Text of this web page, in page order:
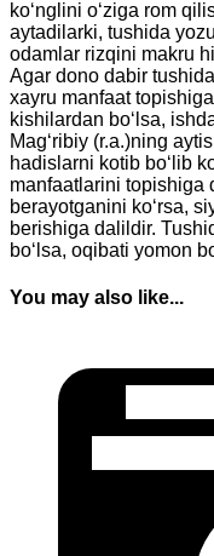
ko‘nglini o‘ziga rom
aytadilarki, tushida
odamlar rizqini makru
Agar dono dabir
xayru manfaat
kishilardan bo‘lsa,
Mag‘ribiy (r.a.)ning
hadislarni kotib bo‘lib
manfaatlarini topishiga
berayotganini ko‘rsa,
berishiga dalildir.
bo‘lsa, oqibati yomon
You may also like...